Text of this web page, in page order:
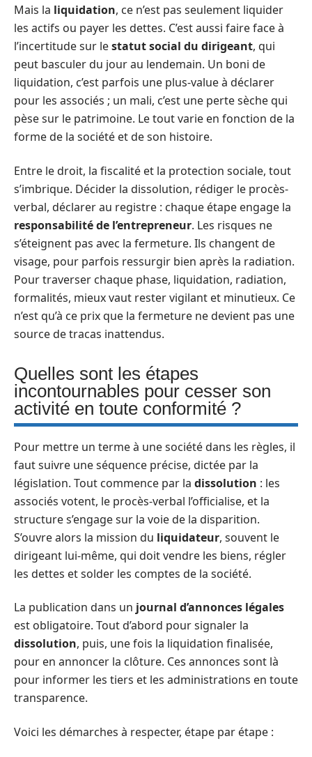
Mais la liquidation, ce n’est pas seulement liquider
les actifs ou payer les dettes. C’est aussi faire face à
l’incertitude sur lestatut social du dirigeant, qui
peut basculer du jour au lendemain. Un boni de
liquidation, c’est parfois une plus-value à déclarer
pour les associés ; un mali, c’est une perte sèche qui
pèse sur le patrimoine. Le tout varie en fonction de la
forme de la société et de son histoire.
Entre le droit, la fiscalité et la protection sociale, tout
s’imbrique. Décider la dissolution, rédiger le procès-
verbal, déclarer au registre : chaque étape engage la
responsabilité de l’entrepreneur. Les risques ne
s’éteignent pas avec la fermeture. Ils changent de
visage, pour parfois ressurgir bien après la radiation.
Pour traverser chaque phase, liquidation, radiation,
formalités, mieux vaut rester vigilant et minutieux. Ce
n’est qu’à ce prix que la fermeture ne devient pas une
source de tracas inattendus.
Quelles sont les étapes
incontournables pour cesser son
activité en toute conformité ?
Pour mettre un terme à une société dans les règles, il
faut suivre une séquence précise, dictée par la
législation. Tout commence par la dissolution : les
associés votent, le procès-verbal l’officialise, et la
structure s’engage sur la voie de la disparition.
S’ouvre alors la mission du liquidateur, souvent le
dirigeant lui-même, qui doit vendre les biens, régler
les dettes et solder les comptes de la société.
La publication dans un journal d’annonces légales
est obligatoire. Tout d’abord pour signaler la
dissolution, puis, une fois la liquidation finalisée,
pour en annoncer la clôture. Ces annonces sont là
pour informer les tiers et les administrations en toute
transparence.
Voici les démarches à respecter, étape par étape :